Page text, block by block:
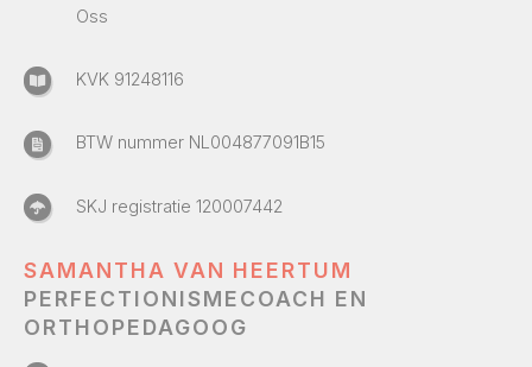
Oss
KVK 91248116
BTW nummer NL004877091B15
SKJ registratie 120007442
SAMANTHA VAN HEERTUM
PERFECTIONISMECOACH EN
ORTHOPEDAGOOG